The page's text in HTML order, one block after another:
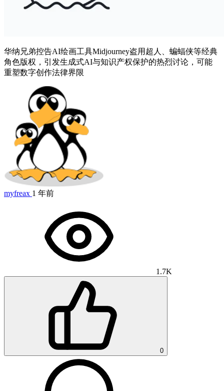
华纳兄弟控告AI绘画工具Midjourney盗用超人、蝙蝠侠等经典
角色版权，引发生成式AI与知识产权保护的热烈讨论，可能
重塑数字创作法律界限
myfreax 1 年前
1.7K
0